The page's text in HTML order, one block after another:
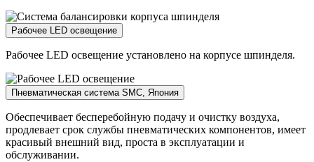
Рабочее LED освещение
Рабочее LED освещение установлено на корпусе шпинделя.
Пневматическая система SMC, Япония
Обеспечивает бесперебойную подачу и очистку воздуха,
продлевает срок службы пневматических компонентов, имеет
красивый внешний вид, проста в эксплуатации и
обслуживании.